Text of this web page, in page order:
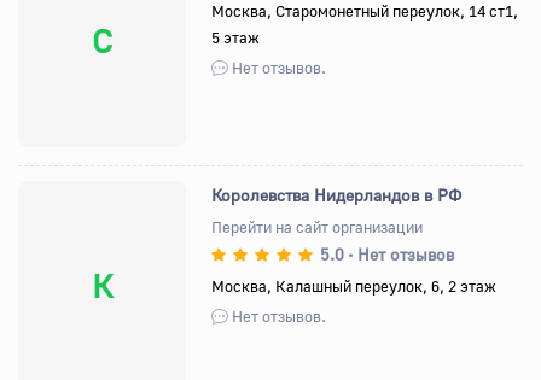
С
Москва, Старомонетный переулок, 14 ст1,
5 этаж
Нет отзывов.
К
Королевства Нидерландов в РФ
Перейти на сайт организации
5.0 • Нет отзывов
Москва, Калашный переулок, 6, 2 этаж
Нет отзывов.